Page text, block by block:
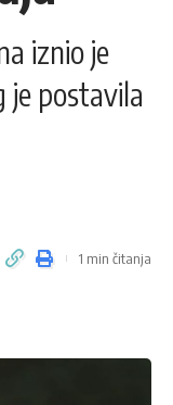
iznio je
je postavila
1 min čitanja